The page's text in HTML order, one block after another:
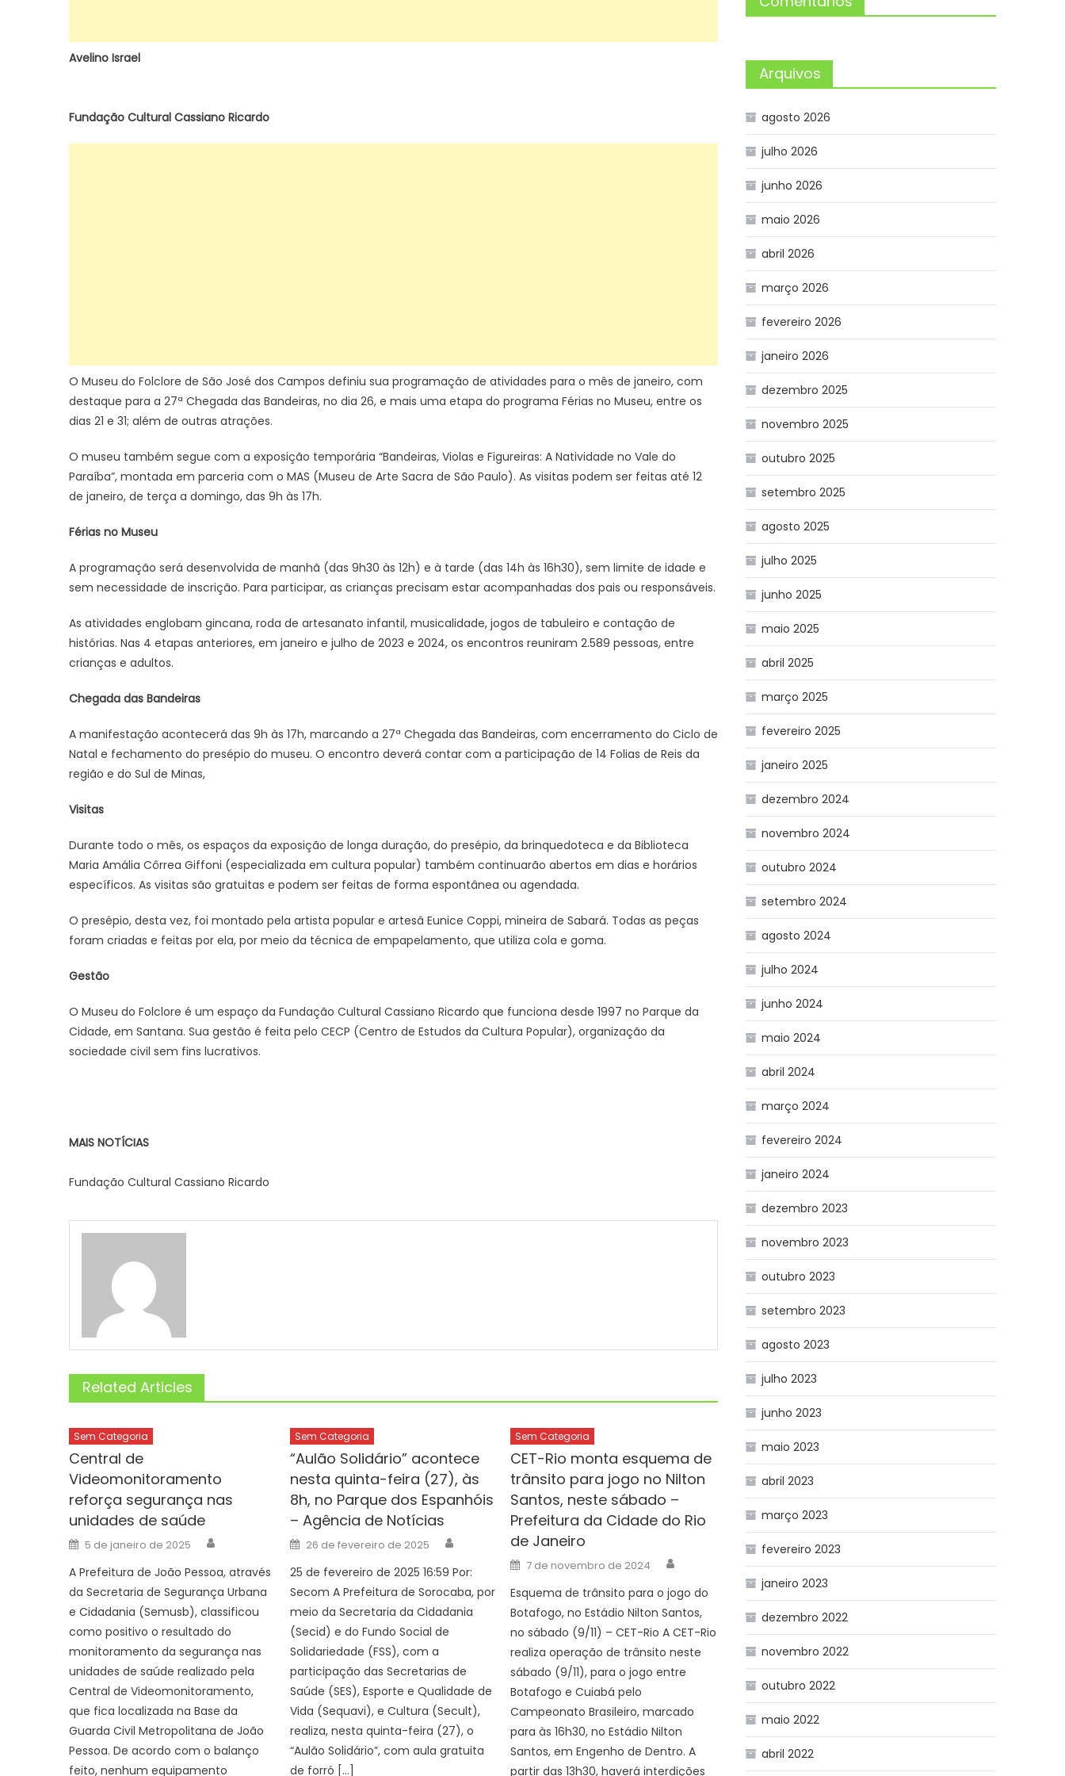
Avelino Israel
Fundação Cultural Cassiano Ricardo
O Museu do Folclore de São José dos Campos definiu sua programação de atividades para o mês de janeiro, com
destaque para a 27ª Chegada das Bandeiras, no dia 26, e mais uma etapa do programa Férias no Museu, entre os
dias 21 e 31; além de outras atrações.
O museu também segue com a exposição temporária “Bandeiras, Violas e Figureiras: A Natividade no Vale do
Paraíba”, montada em parceria com o MAS (Museu de Arte Sacra de São Paulo). As visitas podem ser feitas até 12
de janeiro, de terça a domingo, das 9h às 17h.
Férias no Museu
A programação será desenvolvida de manhã (das 9h30 às 12h) e à tarde (das 14h às 16h30), sem limite de idade e
sem necessidade de inscrição. Para participar, as crianças precisam estar acompanhadas dos pais ou responsáveis.
As atividades englobam gincana, roda de artesanato infantil, musicalidade, jogos de tabuleiro e contação de
histórias. Nas 4 etapas anteriores, em janeiro e julho de 2023 e 2024, os encontros reuniram 2.589 pessoas, entre
crianças e adultos.
Chegada das Bandeiras
A manifestação acontecerá das 9h às 17h, marcando a 27ª Chegada das Bandeiras, com encerramento do Ciclo de
Natal e fechamento do presépio do museu. O encontro deverá contar com a participação de 14 Folias de Reis da
região e do Sul de Minas,
Visitas
Durante todo o mês, os espaços da exposição de longa duração, do presépio, da brinquedoteca e da Biblioteca
Maria Amália Côrrea Giffoni (especializada em cultura popular) também continuarão abertos em dias e horários
específicos. As visitas são gratuitas e podem ser feitas de forma espontânea ou agendada.
O presépio, desta vez, foi montado pela artista popular e artesã Eunice Coppi, mineira de Sabará. Todas as peças
foram criadas e feitas por ela, por meio da técnica de empapelamento, que utiliza cola e goma.
Gestão
O Museu do Folclore é um espaço da Fundação Cultural Cassiano Ricardo que funciona desde 1997 no Parque da
Cidade, em Santana. Sua gestão é feita pelo CECP (Centro de Estudos da Cultura Popular), organização da
sociedade civil sem fins lucrativos.
MAIS NOTÍCIAS
Fundação Cultural Cassiano Ricardo
Related Articles
Sem Categoria
Central de
Videomonitoramento
reforça segurança nas
unidades de saúde
Posted
on
5 de janeiro de 2025
A Prefeitura de João Pessoa, através
da Secretaria de Segurança Urbana
e Cidadania (Semusb), classificou
como positivo o resultado do
monitoramento da segurança nas
unidades de saúde realizado pela
Central de Videomonitoramento,
que fica localizada na Base da
Guarda Civil Metropolitana de João
Pessoa. De acordo com o balanço
feito, nenhum equipamento
Sem Categoria
“Aulão Solidário” acontece
nesta quinta-feira (27), às
8h, no Parque dos Espanhóis
– Agência de Notícias
Posted
on
26 de fevereiro de 2025
25 de fevereiro de 2025 16:59 Por:
Secom A Prefeitura de Sorocaba, por
meio da Secretaria da Cidadania
(Secid) e do Fundo Social de
Solidariedade (FSS), com a
participação das Secretarias de
Saúde (SES), Esporte e Qualidade de
Vida (Sequavi), e Cultura (Secult),
realiza, nesta quinta-feira (27), o
“Aulão Solidário”, com aula gratuita
de forró […]
Sem Categoria
CET-Rio monta esquema de
trânsito para jogo no Nilton
Santos, neste sábado –
Prefeitura da Cidade do Rio
de Janeiro
Posted
on
7 de novembro de 2024
Esquema de trânsito para o jogo do
Botafogo, no Estádio Nilton Santos,
no sábado (9/11) – CET-Rio A CET-Rio
realiza operação de trânsito neste
sábado (9/11), para o jogo entre
Botafogo e Cuiabá pelo
Campeonato Brasileiro, marcado
para às 16h30, no Estádio Nilton
Santos, em Engenho de Dentro. A
partir das 13h30, haverá interdições
Arquivos
agosto 2026
julho 2026
junho 2026
maio 2026
abril 2026
março 2026
fevereiro 2026
janeiro 2026
dezembro 2025
novembro 2025
outubro 2025
setembro 2025
agosto 2025
julho 2025
junho 2025
maio 2025
abril 2025
março 2025
fevereiro 2025
janeiro 2025
dezembro 2024
novembro 2024
outubro 2024
setembro 2024
agosto 2024
julho 2024
junho 2024
maio 2024
abril 2024
março 2024
fevereiro 2024
janeiro 2024
dezembro 2023
novembro 2023
outubro 2023
setembro 2023
agosto 2023
julho 2023
junho 2023
maio 2023
abril 2023
março 2023
fevereiro 2023
janeiro 2023
dezembro 2022
novembro 2022
outubro 2022
maio 2022
abril 2022